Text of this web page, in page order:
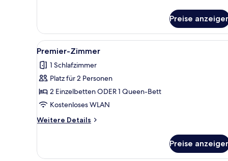
Zimmer
Preise
Alle
Fotos
für
Premier-
Zimmer
anzeigen
Ein Hotelzimmer mit einem
3
Premier-Zimmer
1 Schlafzimmer
Platz für 2 Personen
2 Einzelbetten ODER 1 Queen-Bett
Kostenloses WLAN
Weitere Details
Weitere
Zimmer
Preise